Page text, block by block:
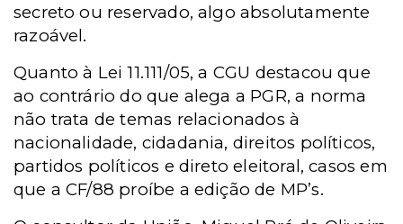
secreto ou reservado, algo absolutamente
razoável.
Quanto à Lei 11.111/05, a CGU destacou que
ao contrário do que alega a PGR, a norma
não trata de temas relacionados à
nacionalidade, cidadania, direitos políticos,
partidos políticos e direto eleitoral, casos em
que a CF/88 proíbe a edição de MP’s.